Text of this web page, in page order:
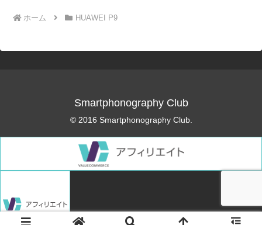
ホーム HUAWEI P9
Smartphonography Club
© 2016 Smartphonography Club.